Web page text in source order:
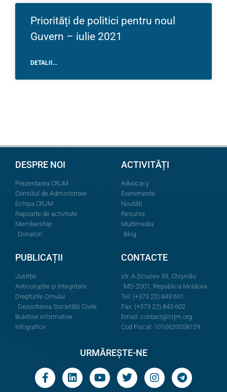
Priorități de politici pentru noul
Guvern – iulie 2021
DETALII...
DESPRE NOI
Prezentarea CRJM
Consiliul de Administrare
Echipa CRJM
Rapoarte de activitate
Membership
Donatori
ACTIVITĂȚI
Advocacy
Evenimente
Noutăți
Resurse
Multimedia
Blog
PUBLICAȚII
Justiție
Anticorupție și Integritate
Drepturile Omului
Dezvoltarea Societății Civile
Buletine informative
Infografice
CONTACTE
str. A.Şciusev 33, Chișinău
MD-2001, Republica Moldova
Tel: (+373 22) 843 601
Fax: (+373 22) 843 602
Email: contact@crjm.org
Cod Fiscal: 1010620008129
URMĂREȘTE-NE